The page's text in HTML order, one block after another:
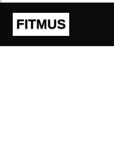
FITMUS